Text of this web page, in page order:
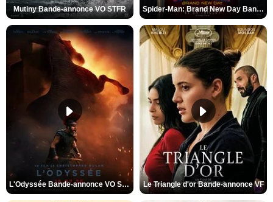
Mutiny Bande-annonce VO STFR Spider-Man: Brand New Day Bande-annonce VO STFR
L'Odyssée Bande-annonce VO STFR Le Triangle d'or Bande-annonce VF